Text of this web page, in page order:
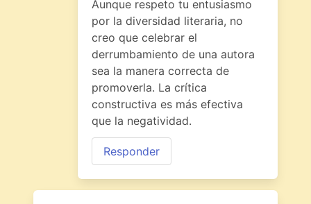
Aunque respeto tu entusiasmo
por la diversidad literaria, no
creo que celebrar el
derrumbamiento de una autora
sea la manera correcta de
promoverla. La crítica
constructiva es más efectiva
que la negatividad.
Responder